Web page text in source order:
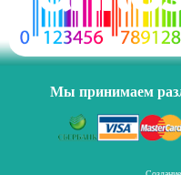
Мы принимаем